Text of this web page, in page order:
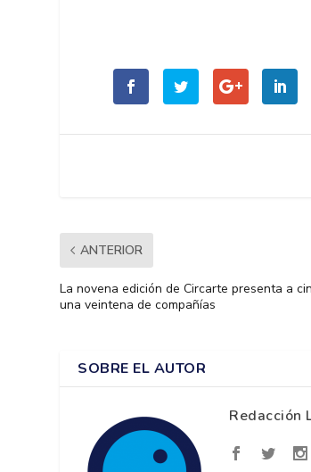
ANTERIOR
La novena edición de Circarte presenta a
una veintena de compañías
SOBRE EL AUTOR
Redacción